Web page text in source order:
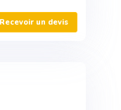
Recevoir un devis